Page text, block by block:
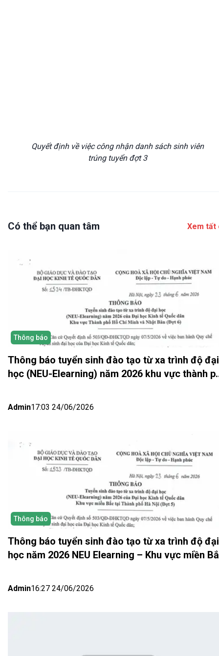
Quyết định về việc công nhận danh sách sinh viên
trúng tuyển đợt 3
Có thể bạn quan tâm Xem tất
Thông báo
Thông báo tuyển sinh đào tạo từ xa trình độ đại
học (NEU-Elearning) năm 2026 khu vực thành
Admin17:03 24/06/2026
Thông báo
Thông báo tuyển sinh đào tạo từ xa trình độ đại
học năm 2026 NEU Elearning – Khu vực miền
Admin16:27 24/06/2026